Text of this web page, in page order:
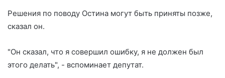
Решения по поводу Остина могут быть приняты позже,
сказал он.
"Он сказал, что я совершил ошибку, я не должен был
этого делать", - вспоминает депутат.